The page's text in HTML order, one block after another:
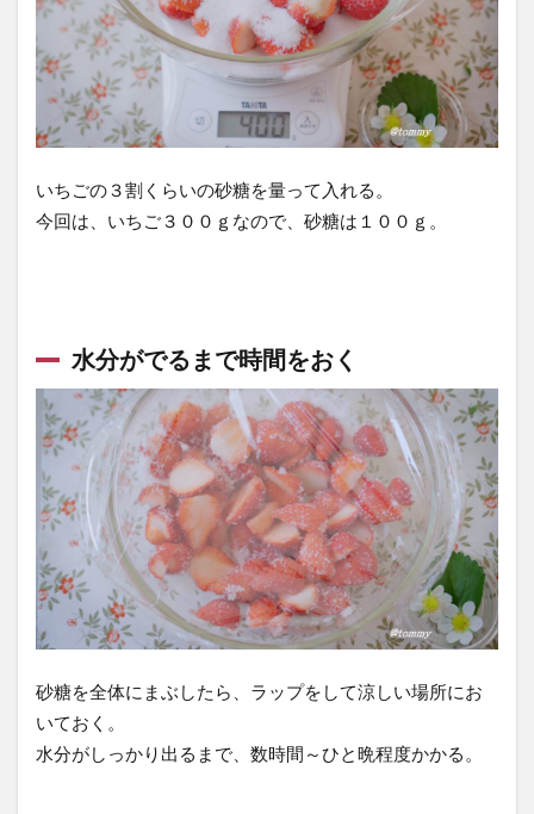
べ
い
と
き
は
5
い
ク
は
捨
て
ず
に
美
味
し
く
6
ま
と
いちごの３割くらいの砂糖を量って入れる。
今回は、いちご３００ｇなので、砂糖は１００ｇ。
水分がでるまで時間をおく
砂糖を全体にまぶしたら、ラップをして涼しい場所にお
いておく。
水分がしっかり出るまで、数時間～ひと晩程度かかる。